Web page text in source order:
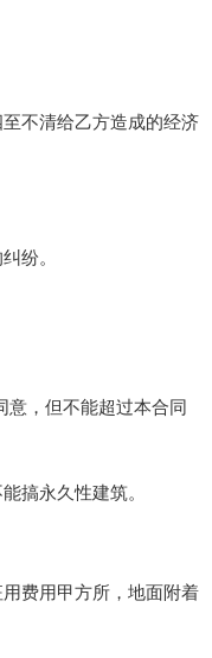
不清给乙方造成的经济
纷。
，但不能超过本合同
搞永久性建筑。
费用甲方所，地面附着